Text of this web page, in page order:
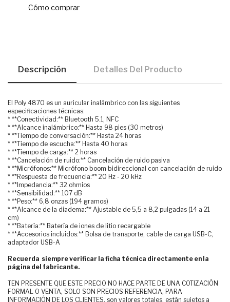
Cómo comprar
Descripción Detalles Del Producto
El Poly 4870 es un auricular inalámbrico con las siguientes
especificaciones técnicas:
* **Conectividad:** Bluetooth 5.1, NFC
* **Alcance inalámbrico:** Hasta 98 pies (30 metros)
* **Tiempo de conversación:** Hasta 24 horas
* **Tiempo de escucha:** Hasta 40 horas
* **Tiempo de carga:** 2 horas
* **Cancelación de ruido:** Cancelación de ruido pasiva
* **Micrófonos:** Micrófono boom bidireccional con cancelación de ruido
* **Respuesta de frecuencia:** 20 Hz - 20 kHz
* **Impedancia:** 32 ohmios
* **Sensibilidad:** 107 dB
* **Peso:** 6,8 onzas (194 gramos)
* **Alcance de la diadema:** Ajustable de 5,5 a 8,2 pulgadas (14 a 21
cm)
* **Batería:** Batería de iones de litio recargable
* **Accesorios incluidos:** Bolsa de transporte, cable de carga USB-C,
adaptador USB-A
Recuerda siempre verificar la ficha técnica directamente en la
página del fabricante.
TEN PRESENTE QUE ESTE PRECIO NO HACE PARTE DE UNA COTIZACIÓN
FORMAL O VENTA, SOLO SON PRECIOS REFERENCIA, PARA
INFORMACIÓN DE LOS CLIENTES. son valores totales, están sujetos a